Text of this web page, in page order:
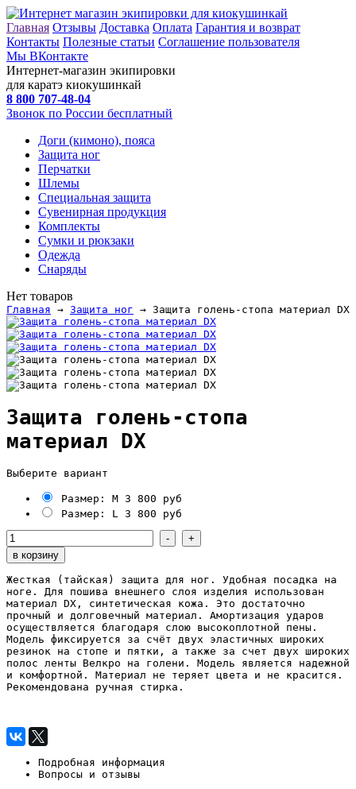
Главная Отзывы Доставка Оплата Гарантия и возврат
Контакты Полезные статьи Соглашение пользователя
Мы ВКонтакте
Интернет-магазин экипировки
для каратэ киокушинкай
8 800 707-48-04
Звонок по России бесплатный
Доги (кимоно), пояса
Защита ног
Перчатки
Шлемы
Специальная защита
Сувенирная продукция
Комплекты
Сумки и рюкзаки
Одежда
Снаряды
Нет товаров
Главная → Защита ног → Защита голень-стопа материал DX
Защита голень-стопа
материал DX
Выберите вариант
Размер: M 3 800 руб
Размер: L
3 800 руб
Жесткая (тайская) защита для ног. Удобная посадка на
ноге. Для пошива внешнего слоя изделия использован
материал DX, синтетическая кожа. Это достаточно
прочный и долговечный материал. Амортизация ударов
осуществляется благодаря слою высокоплотной пены.
Модель фиксируется за счёт двух эластичных широких
резинок на стопе и пятки, а также за счет двух широких
полос ленты Велкро на голени. Модель является надежной
и комфортной. Материал не теряет цвета и не красится.
Рекомендована ручная стирка.
Подробная информация
Вопросы и отзывы